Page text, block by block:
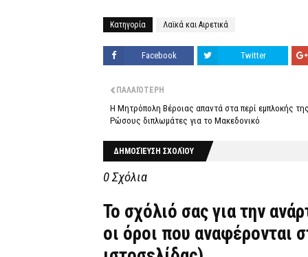
Κατηγορία Λαϊκά και Αιρετικά
Facebook Twitter
ΠΑΛΑΙΌΤΕΡΗ
Η Μητρόπολη Βέροιας απαντά στα περί εμπλοκής
Ρώσους διπλωμάτες για το Μακεδονικό
ΔΗΜΟΣΊΕΥΣΗ ΣΧΟΛΊΟΥ
0 Σχόλια
Το σχόλιό σας για την
οι όροι που αναφέρονται